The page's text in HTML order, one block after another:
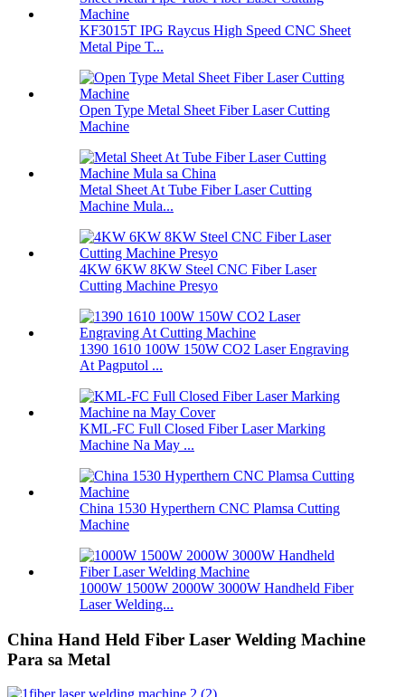
KF3015T IPG Raycus High Speed ​​CNC Sheet
Metal Pipe T...
Open Type Metal Sheet Fiber Laser Cutting
Machine
Metal Sheet At Tube Fiber Laser Cutting
Machine Mula...
4KW 6KW 8KW Steel CNC Fiber Laser
Cutting Machine Presyo
1390 1610 100W 150W CO2 Laser Engraving
At Pagputol ...
KML-FC Full Closed Fiber Laser Marking
Machine Na May ...
China 1530 Hyperthern CNC Plamsa Cutting
Machine
1000W 1500W 2000W 3000W Handheld Fiber
Laser Welding...
China Hand Held Fiber Laser Welding Machine
Para sa Metal